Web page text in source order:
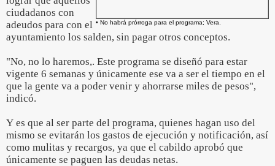
• No habrá prórroga para el programa; Vera.
ciudadanos con
adeudos para con el
ayuntamiento los salden, sin pagar otros conceptos.
"No, no lo haremos,. Este programa se diseñó para estar
vigente 6 semanas y únicamente ese va a ser el tiempo en el
que la gente va a poder venir y ahorrarse miles de pesos",
indicó.
Y es que al ser parte del programa, quienes hagan uso del
mismo se evitarán los gastos de ejecución y notificación, así
como mulitas y recargos, ya que el cabildo aprobó que
únicamente se paguen las deudas netas.